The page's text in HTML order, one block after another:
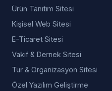
Ürün Tanıtım Sitesi
Kişisel Web Sitesi
E-Ticaret Sitesi
Vakıf & Dernek Sitesi
Tur & Organizasyon Sitesi
Özel Yazılım Geliştirme